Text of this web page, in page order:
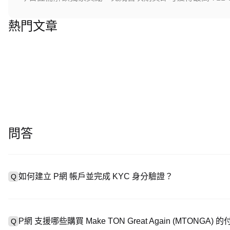
熱門文章
問答
Q 如何建立 P網 帳戶並完成 KYC 身分驗證？
Q P網 支援哪些購買 Make TON Great Again (MTONGA) 的